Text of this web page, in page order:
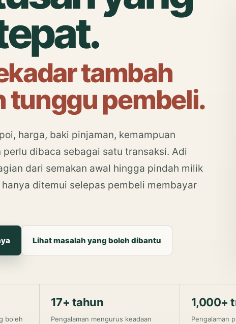
tambah
tunggu pembeli.
harga, baki pinjaman, kemampuan
dibaca sebagai satu transaksi. Adi
dari semakan awal hingga pindah milik
ditemui selepas pembeli membayar
Lihat masalah yang boleh dibantu
boleh
17+ tahun
Pengalaman mengurus keadaan
1,000+
Pengalaman